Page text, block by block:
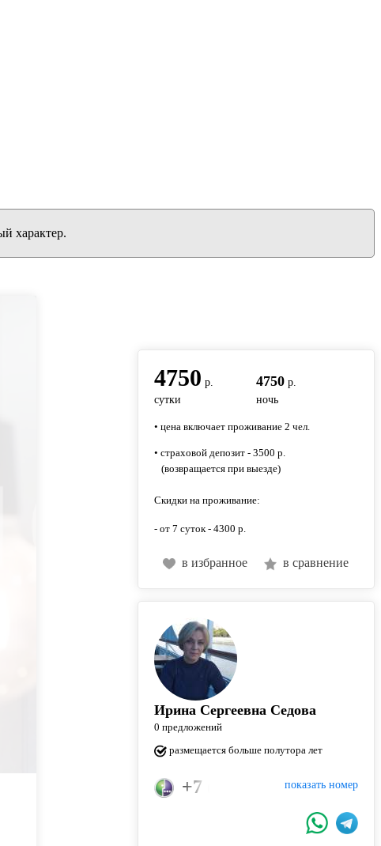
характер.
4750 р.
сутки
4750 р.
ночь
• цена включает проживание 2 чел.
• страховой депозит - 3500 р.
(возвращается при выезде)
Скидки на проживание:
- от 7 суток - 4300 р.
в избранное в сравнение
Ирина Сергеевна Седова
0 предложений
размещается больше полутора лет
показать номер
+7 (925) 684-53-43